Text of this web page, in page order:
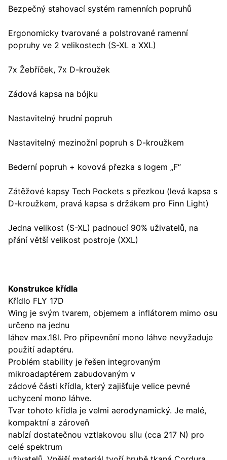
Bezpečný stahovací systém ramenních popruhů
Ergonomicky tvarované a polstrované ramenní
popruhy ve 2 velikostech (S-XL a XXL)
7x Žebříček, 7x D-kroužek
Zádová kapsa na bójku
Nastavitelný hrudní popruh
Nastavitelný mezinožní popruh s D-kroužkem
Bederní popruh + kovová přezka s logem „F“
Zátěžové kapsy Tech Pockets s přezkou (levá kapsa s
D-kroužkem, pravá kapsa s držákem pro Finn Light)
Jedna velikost (S-XL) padnoucí 90% uživatelů, na
přání větší velikost postroje (XXL)
Konstrukce křídla
Křídlo FLY 17D
Wing je svým tvarem, objemem a inflátorem mimo osu
určeno na jednu
láhev max.18l. Pro připevnění mono láhve nevyžaduje
použití adaptéru.
Problém stability je řešen integrovaným
mikroadaptérem zabudovaným v
zádové části křídla, který zajišťuje velice pevné
uchycení mono láhve.
Tvar tohoto křídla je velmi aerodynamický. Je malé,
kompaktní a zároveň
nabízí dostatečnou vztlakovou sílu (cca 217 N) pro
celé spektrum